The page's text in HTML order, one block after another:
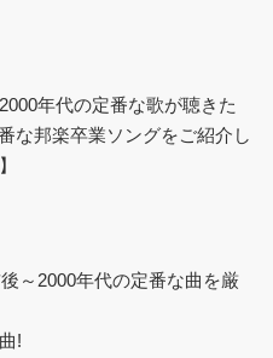
年代の定番な歌が聴きた
な邦楽卒業ソングをご紹介し
～2000年代の定番な曲を厳
!